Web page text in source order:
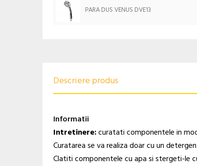
PARA DUS VENUS DVE13
Descriere produs
Informatii
Intretinere:curatati componentele in
Curatarea se va realiza doar cu un
Clatiti componentele cu apa si stergeti-le